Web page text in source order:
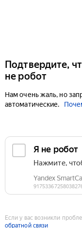
Подтвердите,
не робот
Нам очень жаль, но
автоматические.
Если у вас возникли
обратной связи